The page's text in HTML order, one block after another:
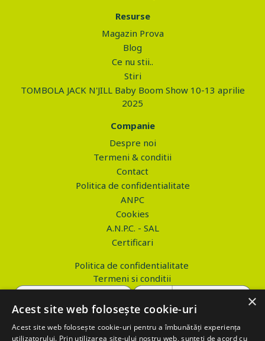
Resurse
Magazin Prova
Blog
Ce nu stii..
Stiri
TOMBOLA JACK N'JILL Baby Boom Show 10-13 aprilie
2025
Companie
Despre noi
Termeni & conditii
Contact
Politica de confidentialitate
ANPC
Cookies
A.N.P.C. - SAL
Certificari
Politica de confidentialitate
Termeni si conditii
Copyright © 2026 PROVA.ro
×
Acest site web folosește cookie-uri
Acest site web folosește cookie-uri pentru a îmbunătăți experiența
utilizatorului. Prin utilizarea site-ului nostru web, sunteți de acord cu